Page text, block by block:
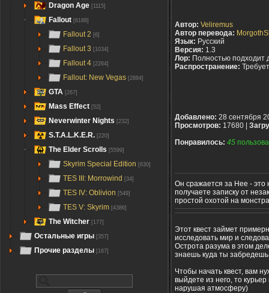
Dragon Age [1115]
Fallout [6188]
Fallout 2 [6]
Fallout 3 [1034]
Fallout 4 [2264]
Fallout: New Vegas [2884]
GTA [267]
Mass Effect [52]
Neverwinter Nights [232]
S.T.A.L.K.E.R. [220]
The Elder Scrolls [5599]
Skyrim Special Edition [630]
TES III: Morrowind [34]
TES IV: Oblivion [549]
TES V: Skyrim [4386]
The Witcher [177]
Остальные игры [357]
Прочие разделы [167]
Автор: Veliremus
Автор перевода:
Язык: Русский
Версия: 1.3
Лор: Полностью подходит
Распространение:
Добавлено: 28 сентября
Просмотров: 17680 |
Понравилось: 45
Он сражается за Нее - это
получаете записку от
простой охотой на
Этот квест займет
исследовать мир и
Острота разума в этом
знаешь куда ты
Чтобы начать квест, вам
выйдете из него, то
нарушая атмосферу)